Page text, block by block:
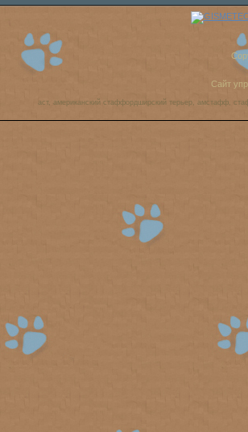
Сайт
аст, американский стаффордширский терьер, амстафф,